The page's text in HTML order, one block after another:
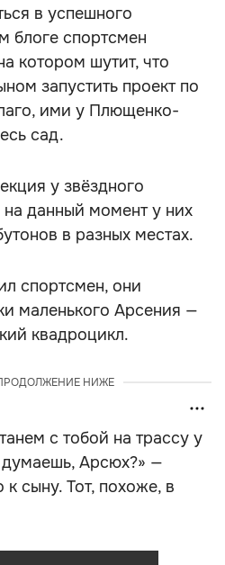
в успешного
блоге спортсмен
котором шутит, что
запустить проект по
ими у Плющенко-
сад.
у звёздного
данный момент у них
в разных местах.
спортсмен, они
маленького Арсения —
квадроцикл.
НИЖЕ
с тобой на трассу у
думаешь, Арсюх?» —
сыну. Тот, похоже, в